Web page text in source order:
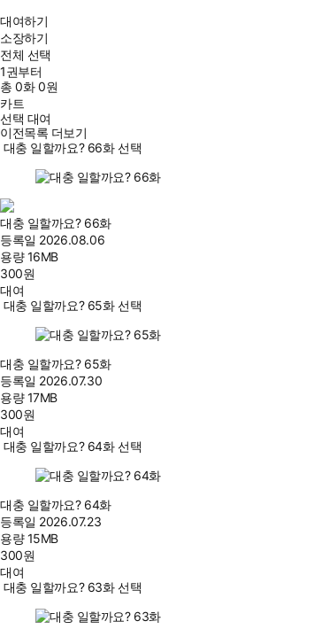
대여하기
소장하기
전체 선택
1권부터
총0화0원
카트
선택 대여
이전목록 더보기
대충 일할까요? 66화 선택
대충 일할까요? 66화
등록일 2026.08.06
용량16MB
300원
대여
대충 일할까요? 65화 선택
대충 일할까요? 65화
등록일 2026.07.30
용량17MB
300원
대여
대충 일할까요? 64화 선택
대충 일할까요? 64화
등록일 2026.07.23
용량15MB
300원
대여
대충 일할까요? 63화 선택